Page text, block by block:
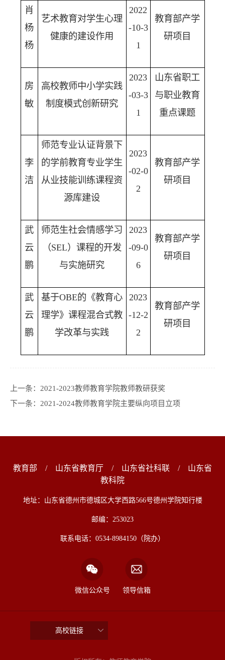
肖
杨
杨
艺术教育对学生心理
健康的建设作用
2022
-10-3
1
教育部产学
研项目
房
敏
高校教师中小学实践
制度模式创新研究
2023
-03-3
1
山东省职工
与职业教育
重点课题
李
洁
师范专业认证背景下
的学前教育专业学生
从业技能训练课程资
源库建设
2023
-02-0
2
教育部产学
研项目
武
云
鹏
师范生社会情感学习
（SEL）课程的开发
与实施研究
2023
-09-0
6
教育部产学
研项目
武
云
鹏
基于OBE的《教育心
理学》课程混合式教
学改革与实践
2023
-12-2
2
教育部产学
研项目
上一条： 2021-2023教师教育学院教师教研获奖
下一条： 2021-2024教师教育学院主要纵向项目立项
教育部 / 山东省教育厅 / 山东省社科联 /
山东省
教科院
地址：山东省德州市德城区大学西路566号德州学院知行楼
邮编：253023
联系电话：0534-8984150（院办）
微信公众号 领导信箱
高校链接